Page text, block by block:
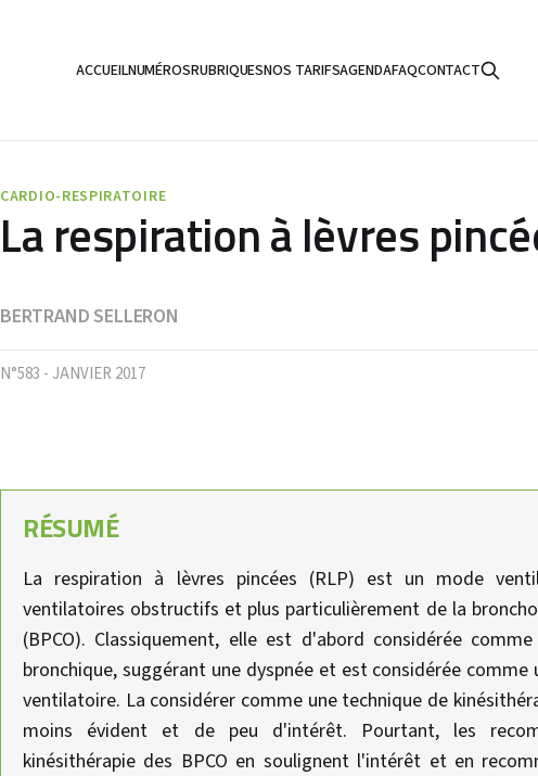
ACCUEILNUMÉROSRUBRIQUESNOS TARIFSAGENDAFAQCONTACT
CARDIO-RESPIRATOIRE
La respiration à lèvres
BERTRAND SELLERON
N°583 - JANVIER 2017
RÉSUMÉ
La respiration à lèvres pincées (RLP) est un mode
ventilatoires obstructifs et plus particulièrement de la
(BPCO). Classiquement, elle est d'abord considérée
bronchique, suggérant une dyspnée et est considérée
ventilatoire. La considérer comme une technique de
moins évident et de peu d'intérêt. Pourtant, les
kinésithérapie des BPCO en soulignent l'intérêt et en